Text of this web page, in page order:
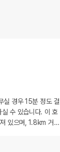
실 경우 15분 정도 걸
수 있습니다. 이 호
있으며, 1.8km 거…